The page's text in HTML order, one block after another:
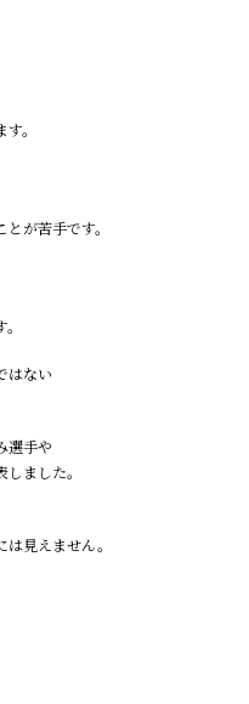
。
が苦手です。
はない
選手や
ました。
見えません。